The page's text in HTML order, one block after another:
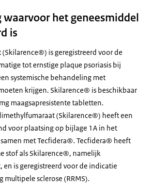
waarvoor het geneesmiddel
is
is geregistreerd voor de
tot ernstige plaque psoriasis bij
systemische behandeling met
krijgen. Skilarence® is beschikbaar
maagsapresistente tabletten.
(Skilarence®) heeft een
voor plaatsing op bijlage 1A in het
met Tecfidera®. Tecfidera® heeft
stof als Skilarence®, namelijk
is geregistreerd voor de indicatie
multipele sclerose (RRMS).